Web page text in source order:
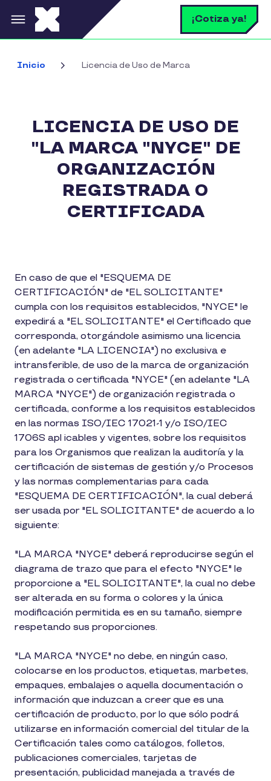
Pasar al contenido principal ¡Cotiza ya!
Inicio Licencia de Uso de Marca
LICENCIA DE USO DE
"LA MARCA "NYCE" DE
ORGANIZACIÓN
REGISTRADA O
CERTIFICADA
En caso de que el "ESQUEMA DE
CERTIFICACIÓN" de "EL SOLICITANTE"
cumpla con los requisitos establecidos, "NYCE" le
expedirá a "EL SOLICITANTE" el Certificado que
corresponda, otorgándole asimismo una licencia
(en adelante "LA LICENCIA") no exclusiva e
intransferible, de uso de la marca de organización
registrada o certificada "NYCE" (en adelante "LA
MARCA "NYCE") de organización registrada o
certificada, conforme a los requisitos establecidos
en las normas ISO/IEC 17021-1 y/o ISO/IEC
1706S apl icables y vigentes, sobre los requisitos
para los Organismos que realizan la auditoría y la
certificación de sistemas de gestión y/o Procesos
y las normas complementarias para cada
"ESQUEMA DE CERTIFICACIÓN", la cual deberá
ser usada por "EL SOLICITANTE" de acuerdo a lo
siguiente:
"LA MARCA "NYCE" deberá reproducirse según el
diagrama de trazo que para el efecto "NYCE" le
proporcione a "EL SOLICITANTE", la cual no debe
ser alterada en su forma o colores y la única
modificación permitida es en su tamaño, siempre
respetando sus proporciones.
"LA MARCA "NYCE" no debe, en ningún caso,
colocarse en los productos, etiquetas, marbetes,
empaques, embalajes o aquella documentación o
información que induzcan a creer que es una
certificación de producto, por lo que sólo podrá
utilizarse en información comercial del titular de la
Certificación tales como catálogos, folletos,
publicaciones comerciales, tarjetas de
presentación, publicidad manejada a través de